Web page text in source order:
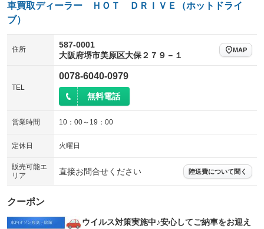
車買取ディーラー ＨＯＴ ＤＲＩＶＥ（ホットドライ
ブ）
住所
587-0001
大阪府堺市美原区大保２７９－１
MAP
TEL
0078-6040-0979
無料電話
営業時間 10：00～19：00
定休日 火曜日
販売可能エ
リア
直接お問合せください 陸送費について聞く
クーポン
ウイルス対策実施中♪安心してご納車をお迎え